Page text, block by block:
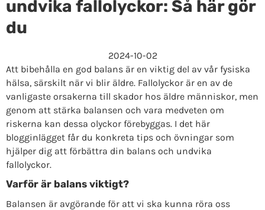
undvika fallolyckor: Så här gör
du
2024-10-02
Att bibehålla en god balans är en viktig del av vår fysiska
hälsa, särskilt när vi blir äldre. Fallolyckor är en av de
vanligaste orsakerna till skador hos äldre människor, men
genom att stärka balansen och vara medveten om
riskerna kan dessa olyckor förebyggas. I det här
blogginlägget får du konkreta tips och övningar som
hjälper dig att förbättra din balans och undvika
fallolyckor.
Varför är balans viktigt?
Balansen är avgörande för att vi ska kunna röra oss